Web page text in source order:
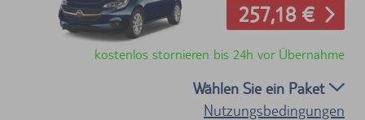
257,18 €
kostenlos stornieren bis 24h vor Übernahme
Wählen Sie ein Paket
Nutzungsbedingungen